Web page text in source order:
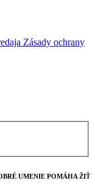
Zásady ochrany
UMENIE POMÁHA ŽIŤ